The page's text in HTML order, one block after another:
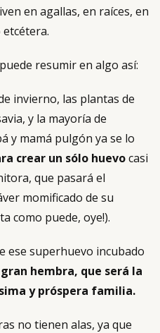
en agallas, en raíces, en
resumir en algo así:
invierno, las plantas de
y la mayoría de
y mamá pulgón ya se lo
crear un sólo huevocasi
que pasará el
momificado de su
como puede, oye!).
ese superhuevo incubado
hembra, que será la
y próspera familia.
no tienen alas, ya que